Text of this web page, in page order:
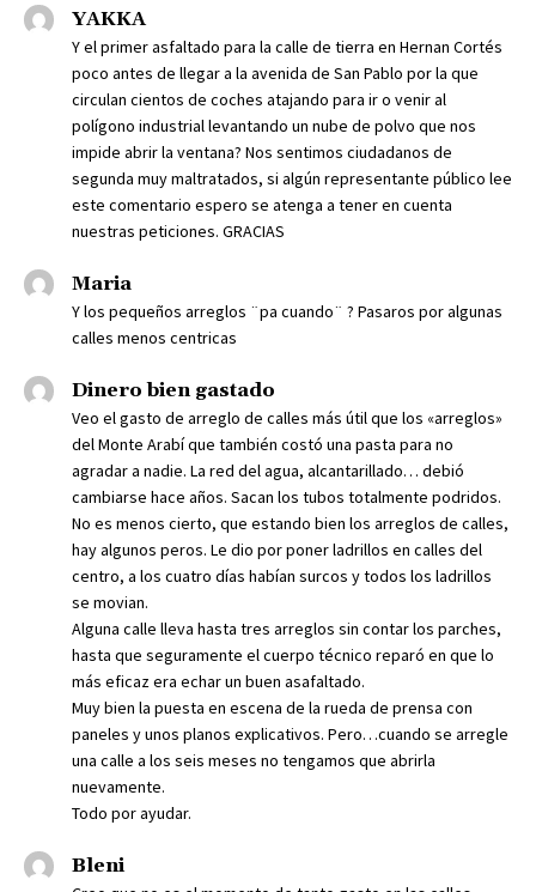
YAKKA
Y el primer asfaltado para la calle de tierra en Hernan Cortés
poco antes de llegar a la avenida de San Pablo por la que
circulan cientos de coches atajando para ir o venir al
polígono industrial levantando un nube de polvo que nos
impide abrir la ventana? Nos sentimos ciudadanos de
segunda muy maltratados, si algún representante público lee
este comentario espero se atenga a tener en cuenta
nuestras peticiones. GRACIAS
Maria
Y los pequeños arreglos ¨pa cuando¨ ? Pasaros por algunas
calles menos centricas
Dinero bien gastado
Veo el gasto de arreglo de calles más útil que los «arreglos»
del Monte Arabí que también costó una pasta para no
agradar a nadie. La red del agua, alcantarillado… debió
cambiarse hace años. Sacan los tubos totalmente podridos.
No es menos cierto, que estando bien los arreglos de calles,
hay algunos peros. Le dio por poner ladrillos en calles del
centro, a los cuatro días habían surcos y todos los ladrillos
se movian.
Alguna calle lleva hasta tres arreglos sin contar los parches,
hasta que seguramente el cuerpo técnico reparó en que lo
más eficaz era echar un buen asafaltado.
Muy bien la puesta en escena de la rueda de prensa con
paneles y unos planos explicativos. Pero…cuando se arregle
una calle a los seis meses no tengamos que abrirla
nuevamente.
Todo por ayudar.
Bleni